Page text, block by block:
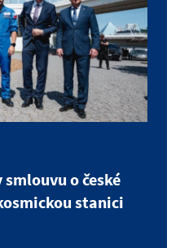
smlouvu o české
stanici